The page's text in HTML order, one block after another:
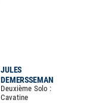
JULES
DEMERSSEMAN
Deuxième Solo :
Cavatine